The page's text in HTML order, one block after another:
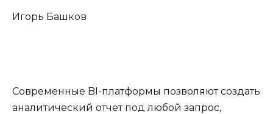
Игорь Башков
Современные BI-платформы позволяют создать
аналитический отчет под любой запрос,